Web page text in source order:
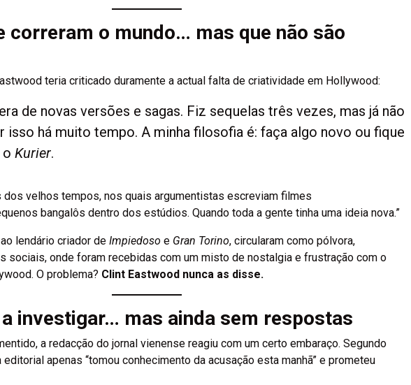
correram o mundo… mas que não são
teria criticado duramente a actual falta de criatividade em Hollywood:
de novas versões e sagas. Fiz sequelas três vezes, mas já não
isso há muito tempo. A minha filosofia é: faça algo novo ou fique
o Kurier.
dos velhos tempos, nos quais argumentistas escreviam filmes
bangalôs dentro dos estúdios. Quando toda a gente tinha uma ideia nova.”
lendário criador de Impiedoso e Gran Torino, circularam como pólvora,
sociais, onde foram recebidas com um misto de nostalgia e frustração com o
O problema? Clint Eastwood nunca as disse.
investigar… mas ainda sem respostas
a redacção do jornal vienense reagiu com um certo embaraço. Segundo
editorial apenas “tomou conhecimento da acusação esta manhã” e prometeu